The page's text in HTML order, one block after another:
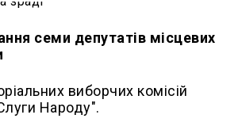
семи депутатів місцевих
виборчих комісій
Народу".